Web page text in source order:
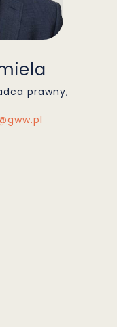
prawny,